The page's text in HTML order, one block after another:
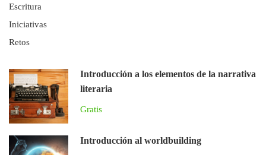
Escritura
Iniciativas
Retos
Introducción a los elementos de la narrativa
literaria
Gratis
Introducción al worldbuilding